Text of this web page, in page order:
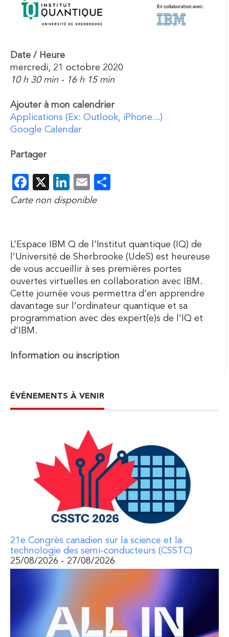
Date / Heure
mercredi, 21 octobre 2020
10 h 30 min - 16 h 15 min
Ajouter à mon calendrier
Applications (Ex: Outlook, iPhone...)
Google Calendar
Partager
Facebook
X LinkedIn
Email
Carte non disponible
L’Espace IBM Q de l’Institut quantique (IQ) de
l’Université de Sherbrooke (UdeS) est heureuse
de vous accueillir à ses premières portes
ouvertes virtuelles en collaboration avec IBM.
Cette journée vous permettra d’en apprendre
davantage sur l’ordinateur quantique et sa
programmation avec des expert(e)s de l’IQ et
d’IBM.
Information ou inscription
ÉVÉNEMENTS À VENIR
21e Congrès canadien sur la science et la
technologie des semi-conducteurs (CSSTC)
25/08/2026 - 27/08/2026